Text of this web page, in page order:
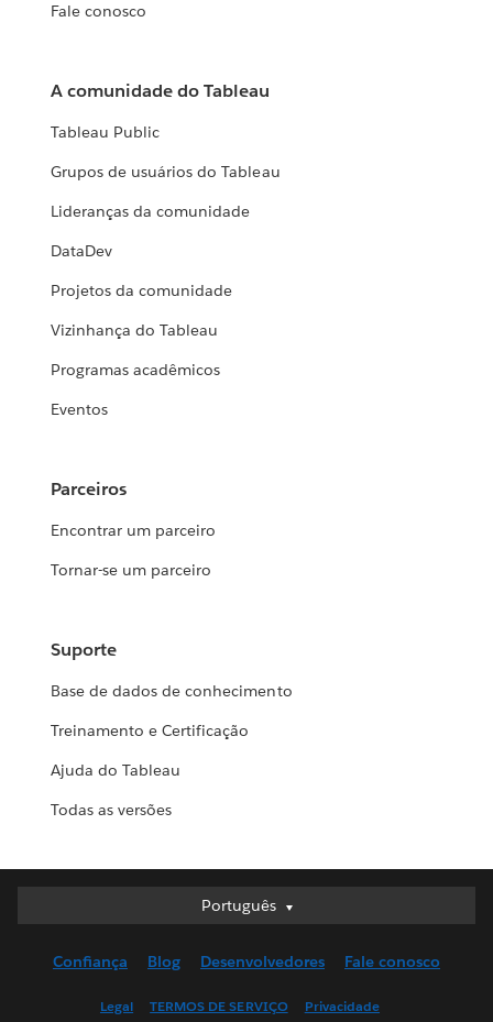
Fale conosco
A comunidade do Tableau
Tableau Public
Grupos de usuários do Tableau
Lideranças da comunidade
DataDev
Projetos da comunidade
Vizinhança do Tableau
Programas acadêmicos
Eventos
Parceiros
Encontrar um parceiro
Tornar-se um parceiro
Suporte
Base de dados de conhecimento
Treinamento e Certificação
Ajuda do Tableau
Todas as versões
Português
Português
English (UK)
Confiança Blog Desenvolvedores Fale conosco
Legal TERMOS DE SERVIÇO Privacidade